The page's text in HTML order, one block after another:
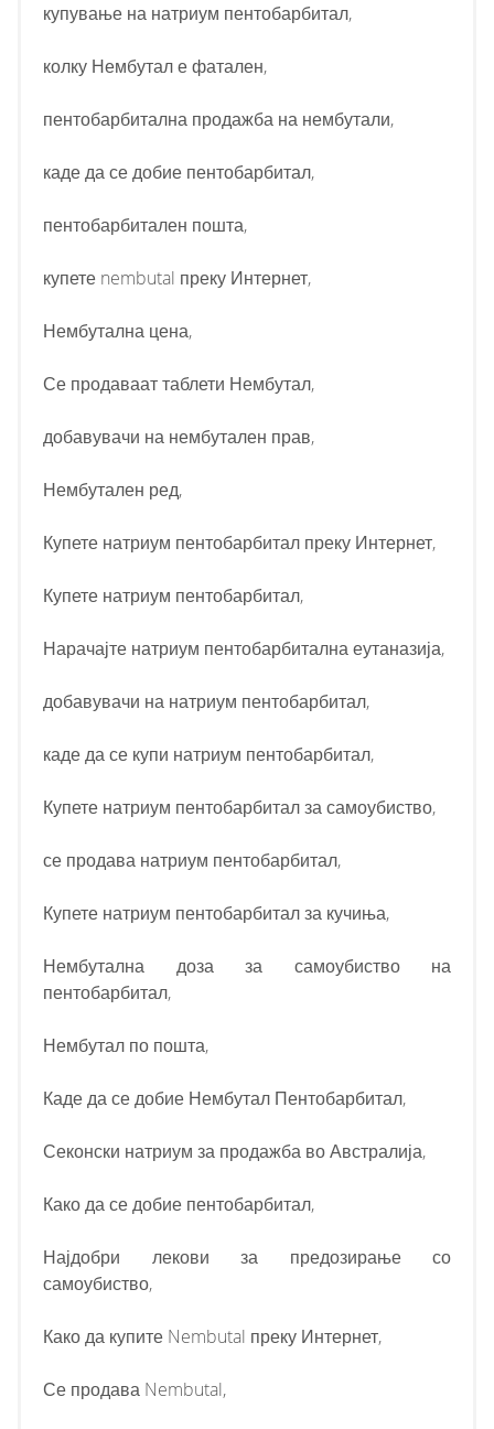
купување на натриум пентобарбитал,
колку Нембутал е фатален,
пентобарбитална продажба на нембутали,
каде да се добие пентобарбитал,
пентобарбитален пошта,
купете nembutal преку Интернет,
Нембутална цена,
Се продаваат таблети Нембутал,
добавувачи на нембутален прав,
Нембутален ред,
Купете натриум пентобарбитал преку Интернет,
Купете натриум пентобарбитал,
Нарачајте натриум пентобарбитална еутаназија,
добавувачи на натриум пентобарбитал,
каде да се купи натриум пентобарбитал,
Купете натриум пентобарбитал за самоубиство,
се продава натриум пентобарбитал,
Купете натриум пентобарбитал за кучиња,
Нембутална доза за самоубиство на
пентобарбитал,
Нембутал по пошта,
Каде да се добие Нембутал Пентобарбитал,
Секонски натриум за продажба во Австралија,
Како да се добие пентобарбитал,
Најдобри лекови за предозирање со
самоубиство,
Како да купите Nembutal преку Интернет,
Се продава Nembutal,